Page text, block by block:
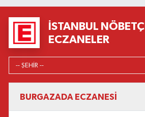
İSTANBUL NÖBETÇI
ECZANELER
BURGAZADA ECZANESİ